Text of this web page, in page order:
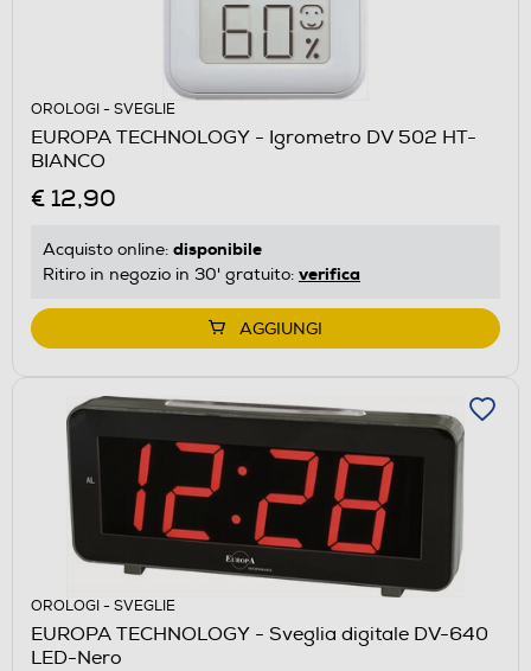
OROLOGI - SVEGLIE
EUROPA TECHNOLOGY - Igrometro DV 502 HT-
BIANCO
€ 12,90
Acquisto online: disponibile
Ritiro in negozio in 30' gratuito: verifica
AGGIUNGI
OROLOGI - SVEGLIE
EUROPA TECHNOLOGY - Sveglia digitale DV-640
LED-Nero